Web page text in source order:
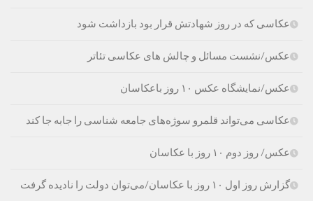
عکاسی که در روز شهادتش قرار بود بازداشت شود
عکس/نشست مسائل و چالش های عکاسی تئاتر
عکس/نمایشگاه عکس ۱۰ روز باعکاسان
عکاسی می‌تواند قلمرو سوژه‌های جامعه شناسی را جابه جا کند
عکس/ روز دوم ۱۰ روز با عکاسان
گزارش روز اول ۱۰ روز با عکاسان/می‌توان دولت را نادیده گرفت